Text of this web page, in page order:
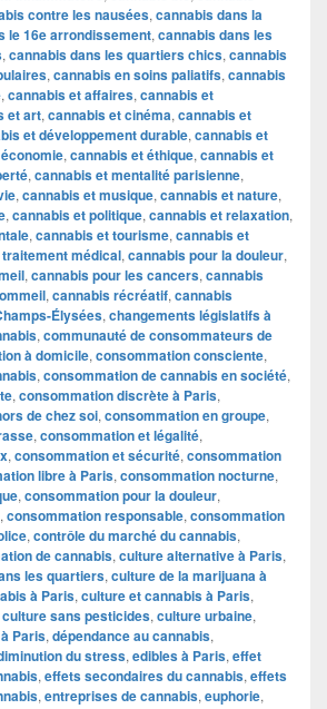
contre les nausées, cannabis dans la
le 16e arrondissement, cannabis dans les
, cannabis dans les quartiers chics, cannabis
, cannabis en soins paliatifs, cannabis
, cannabis et affaires, cannabis et
et art, cannabis et cinéma, cannabis et
et développement durable, cannabis et
, cannabis et éthique, cannabis et
, cannabis et mentalité parisienne,
, cannabis et musique, cannabis et nature,
, cannabis et politique, cannabis et relaxation,
, cannabis et tourisme, cannabis et
médical, cannabis pour la douleur,
, cannabis pour les cancers, cannabis
, cannabis récréatif, cannabis
Élysées, changements législatifs à
, communauté de consommateurs de
à domicile, consommation consciente,
, consommation de cannabis en société,
, consommation discrète à Paris,
de chez soi, consommation en groupe,
, consommation et légalité,
, consommation et sécurité, consommation
libre à Paris, consommation nocturne,
, consommation pour la douleur,
, consommation responsable, consommation
, contrôle du marché du cannabis,
de cannabis, culture alternative à Paris,
les quartiers, culture de la marijuana à
à Paris, culture et cannabis à Paris,
culture sans pesticides, culture urbaine,
Paris, dépendance au cannabis,
du stress, edibles à Paris, effet
, effets secondaires du cannabis, effets
, entreprises de cannabis, euphorie,